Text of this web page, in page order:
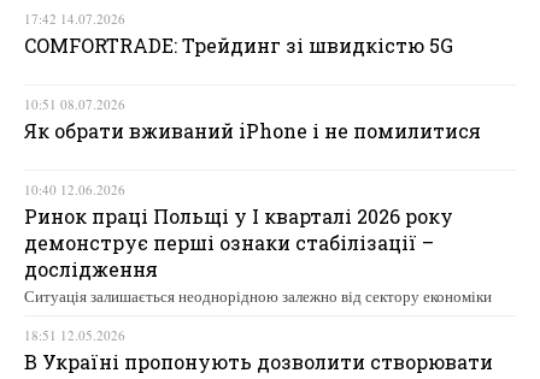
17:42 14.07.2026
COMFORTRADE: Трейдинг зі швидкістю 5G
10:51 08.07.2026
Як обрати вживаний iPhone і не помилитися
10:40 12.06.2026
Ринок праці Польщі у І кварталі 2026 року
демонструє перші ознаки стабілізації –
дослідження
Ситуація залишається неоднорідною залежно від сектору економіки
18:51 12.05.2026
В Україні пропонують дозволити створювати